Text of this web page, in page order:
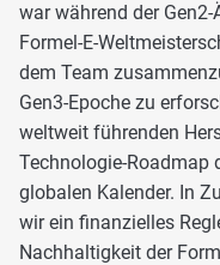
war während der
Formel-E-
dem Team
Gen3-Epoche zu
weltweit führenden
Technologie-Roadmap
globalen Kalender. In
wir ein finanzielles
Nachhaltigkeit der